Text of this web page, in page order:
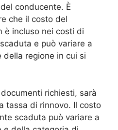
conducente. È
che il costo del
è incluso nei costi di
e può variare a
regione in cui si
richiesti, sarà
tassa di rinnovo. Il costo
scaduta può variare a